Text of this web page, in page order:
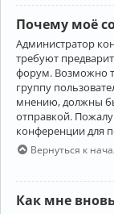
Почему моё
Администратор
требуют
форум. Возможно
группу
мнению, должны
отправкой.
конференции для
Вернуться к
Как мне